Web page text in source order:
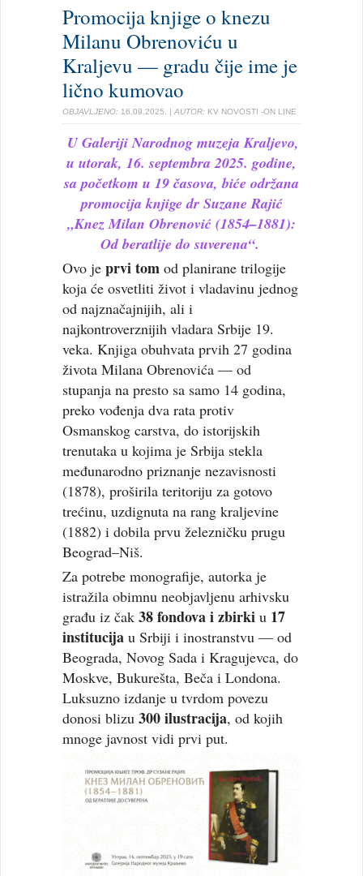
Promocija knjige o knezu
Milanu Obrenoviću u
Kraljevu — gradu čije ime je
lično kumovao
OBJAVLJENO: 16.09.2025. | AUTOR: KV NOVOSTI -ON LINE
U Galeriji Narodnog muzeja Kraljevo,
u utorak, 16. septembra 2025. godine,
sa početkom u 19 časova, biće održana
promocija knjige dr Suzane Rajić
„Knez Milan Obrenović (1854–1881):
Od beratlije do suverena“.
Ovo jeprvi tom od planirane trilogije
koja će osvetliti život i vladavinu jednog
od najznačajnijih, ali i
najkontroverznijih vladara Srbije 19.
veka. Knjiga obuhvata prvih 27 godina
života Milana Obrenovića — od
stupanja na presto sa samo 14 godina,
preko vođenja dva rata protiv
Osmanskog carstva, do istorijskih
trenutaka u kojima je Srbija stekla
međunarodno priznanje nezavisnosti
(1878), proširila teritoriju za gotovo
trećinu, uzdignuta na rang kraljevine
(1882) i dobila prvu železničku prugu
Beograd–Niš.
Za potrebe monografije, autorka je
istražila obimnu neobjavljenu arhivsku
građu iz čak38 fondova i zbirki u 17
institucija u Srbiji i inostranstvu — od
Beograda, Novog Sada i Kragujevca, do
Moskve, Bukurešta, Beča i Londona.
Luksuzno izdanje u tvrdom povezu
donosi blizu300 ilustracija, od kojih
mnoge javnost vidi prvi put.